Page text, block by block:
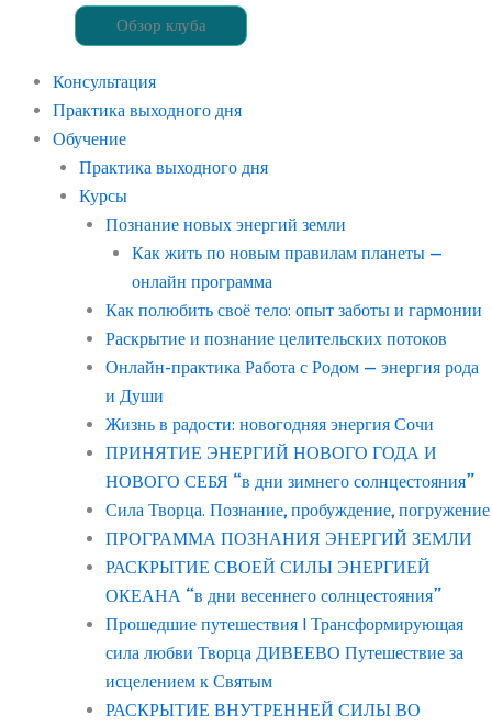
Обзор клуба
Консультация
Практика выходного дня
Обучение
Практика выходного дня
Курсы
Познание новых энергий земли
Как жить по новым правилам планеты —
онлайн программа
Как полюбить своё тело: опыт заботы и гармонии
Раскрытие и познание целительских потоков
Онлайн-практика Работа с Родом — энергия рода
и Души
Жизнь в радости: новогодняя энергия Сочи
ПРИНЯТИЕ ЭНЕРГИЙ НОВОГО ГОДА И
НОВОГО СЕБЯ “в дни зимнего солнцестояния”
Сила Творца. Познание, пробуждение, погружение
ПРОГРАММА ПОЗНАНИЯ ЭНЕРГИЙ ЗЕМЛИ
РАСКРЫТИЕ СВОЕЙ СИЛЫ ЭНЕРГИЕЙ
ОКЕАНА “в дни весеннего солнцестояния”
Прошедшие путешествия | Трансформирующая
сила любви Творца ДИВЕЕВО Путешествие за
исцелением к Святым
РАСКРЫТИЕ ВНУТРЕННЕЙ СИЛЫ ВО